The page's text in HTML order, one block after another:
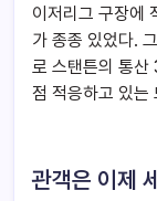
이저리그 구장에
가 종종 있었다.
로 스탠튼의 통산
점 적응하고 있는
관객은 이제